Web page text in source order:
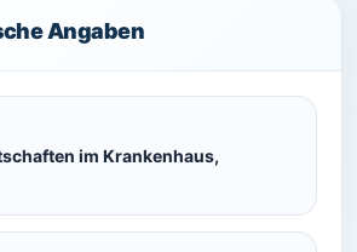
Angaben
im Krankenhaus,